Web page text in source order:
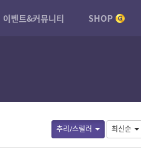
이벤트&커뮤니티 SHOP
추리/스릴러 최신순